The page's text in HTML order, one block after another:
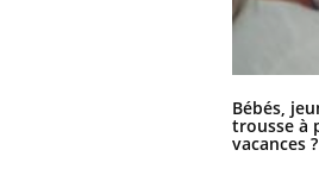
Bébés,
trousse à
vacances ?